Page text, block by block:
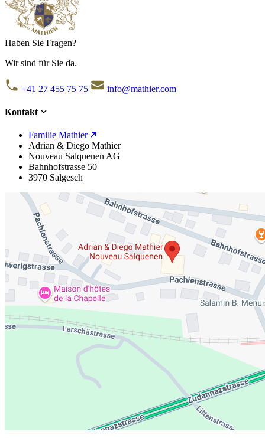
Haben Sie Fragen?
Wir sind für Sie da.
+41 27 455 75 75 info@mathier.com
Kontakt
Familie Mathier
Adrian & Diego Mathier
Nouveau Salquenen AG
Bahnhofstrasse 50
3970 Salgesch